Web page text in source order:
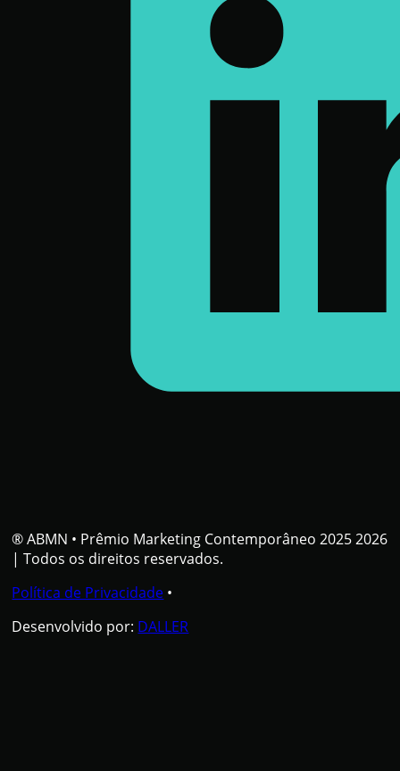
® ABMN • Prêmio Marketing Contemporâneo 2025 2026
| Todos os direitos reservados.
Política de Privacidade •
Desenvolvido por: DALLER